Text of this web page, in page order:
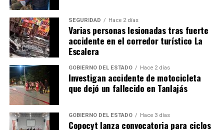
SEGURIDAD Hace 2 días
Varias personas lesionadas tras fuerte
accidente en el corredor turístico La
Escalera
GOBIERNO DEL ESTADO Hace 2 días
Investigan accidente de motocicleta
que dejó un fallecido en Tanlajás
GOBIERNO DEL ESTADO Hace 3 días
Copocyt lanza convocatoria para ciclos